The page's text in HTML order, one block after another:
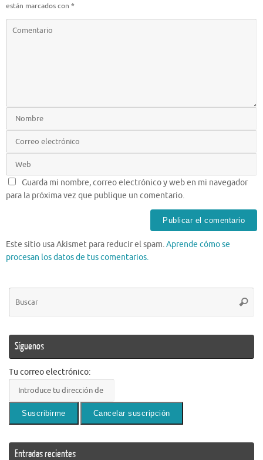
están marcados con *
Guarda mi nombre, correo electrónico y web en mi navegador
para la próxima vez que publique un comentario.
Este sitio usa Akismet para reducir el spam.Aprende cómo se
procesan los datos de tus comentarios.
Síguenos
Tu correo electrónico:
Entradas recientes